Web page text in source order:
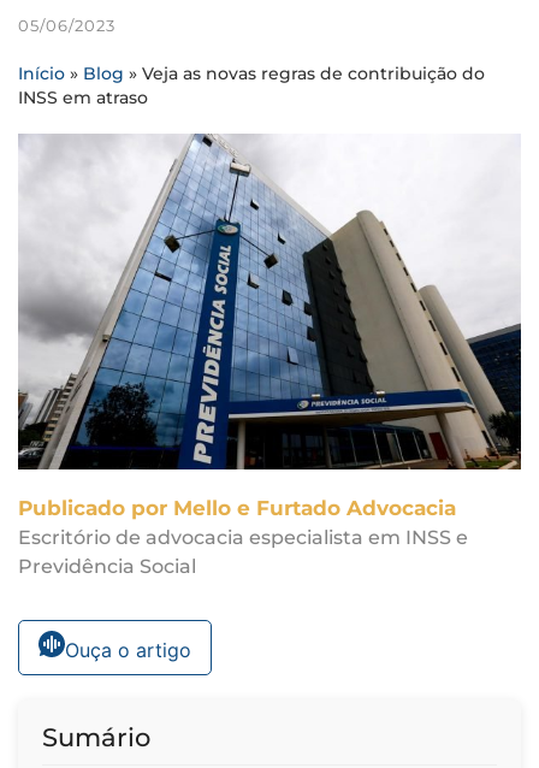
05/06/2023
Início » Blog » Veja as novas regras de contribuição do
INSS em atraso
Publicado por Mello e Furtado Advocacia
Escritório de advocacia especialista em INSS e
Previdência Social
Ouça o artigo
Sumário